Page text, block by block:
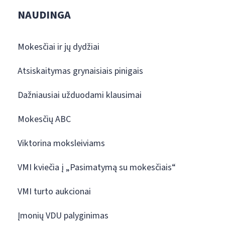
NAUDINGA
Mokesčiai ir jų dydžiai
Atsiskaitymas grynaisiais pinigais
Dažniausiai užduodami klausimai
Mokesčių ABC
Viktorina moksleiviams
VMI kviečia į „Pasimatymą su mokesčiais“
VMI turto aukcionai
Įmonių VDU palyginimas